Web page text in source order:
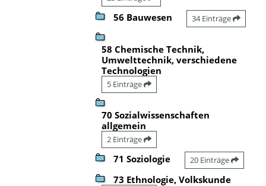
56 Bauwesen 34 Einträge
58 Chemische Technik,
Umwelttechnik, verschiedene
Technologien
5 Einträge
70 Sozialwissenschaften
allgemein
2 Einträge
71 Soziologie 20 Einträge
73 Ethnologie, Volkskunde